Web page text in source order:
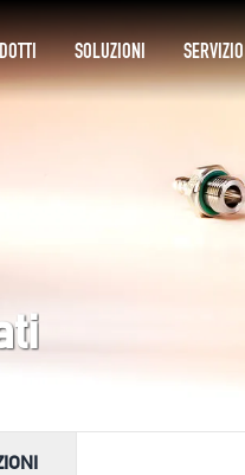
SOLUZIONI SERVIZIO